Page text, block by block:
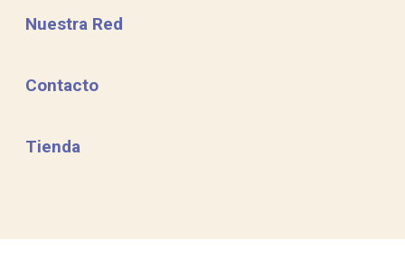
Nuestra Red
Contacto
Tienda